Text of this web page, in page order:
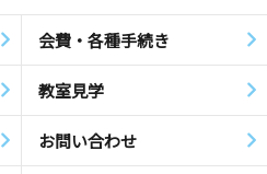
会費・各種手続き
教室見学
お問い合わせ